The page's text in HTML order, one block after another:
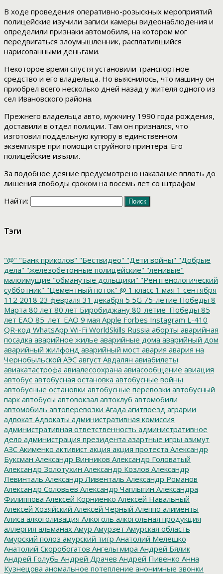
В ходе проведения оперативно-розыскных мероприятий
полицейские изучили записи камеры видеонаблюдения и
определили признаки автомобиля, на котором мог
передвигаться злоумышленник, расплатившийся
нарисованными деньгами.
Некоторое время спустя установили транспортное
средство и его владельца. Но выяснилось, что машину он
приобрел всего несколько дней назад у жителя одного из
сел Ивановского района.
Прежнего владельца авто, мужчину 1990 года рождения,
доставили в отдел полиции. Там он признался, что
изготовил поддельную купюру в единственном
экземпляре при помощи струйного принтера. Его
полицейские изъяли.
За подобное деяние предусмотрено наказание вплоть до
лишения свободы сроком на восемь лет со штрафом
Найти:
Тэги
"@" "Банк приколов" "Бествидео" "Дети войны" "Добрые
дела" "железобетонные полицейские" "ленивые"
малоимущие "обманутые дольщики" "Рентгенологический
субботник" "Цементный поток" @ 1 класс 1 мая 1 сентября
112 2018 23 февраля 31 декабря 5 5G 75-летие Победы 8
Марта 80 лет 80 лет Биробиджану 80_летие_Победы 85
лет ЕАО 85_лет_ЕАО 9 мая Apple Forbes Instagram L-410
QR-код WhatsApp Wi-Fi WorldSkills Russia аборты аварийная
посадка аварийное жилье аварийные дома аварийный дом
аварийный жилфонд аварийный мост авария авария на
Чернобыльской АЭС август Авдалян авиабилеты
авиакатастрофа авиалесоохрана авиасообщение авиация
автобус автобусная остановка автобусные войны
автобусные остановки автобусные перевозки автобусный
парк автобусы автовокзал автоклуб автомобили
автомобиль автоперевозки Агада агитпоезд аграрии
адвокат Адвокаты административная комиссия
административная ответственность административное
дело администрация президента азартные игры азимут
АЗС Акименко активист акция акция протеста Александр
Буксман Александр Винников Александр Головатый
Александр Золотухин Александр Козлов Александр
Левинталь Александр Ливенталь Александр Романов
Александр Соловьев Александр Чаплыгин Александра
Филиппова Алексей Корниенко Алексей Навальный
Алексей Хозяйский Алексей Черный Алеппо алименты
Алиса алкоголизация Алкоголь алкогольная продукция
аллергия альманах Амур Амурзет Амурская область
Амурский полоз амурский тигр Анатолий Мелешко
Анатолий Скоробогатов Ангелы мира Андрей Бялик
Андрей Голубь Андрей Драчев Андрей Пивенко Анна
Кузнецова аномальное потепление анонимные звонки